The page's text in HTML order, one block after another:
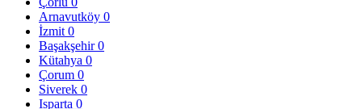
Arnavutköy 0
İzmit 0
Başakşehir0
Kütahya 0
Çorum 0
Siverek 0
Isparta 0